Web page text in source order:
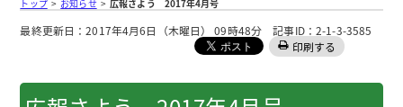
トップ> お知らせ>広報さよう 2017年4月号
最終更新日：2017年4月6日（木曜日） 09時48分 記事ID：2-1-3-3585
印刷する